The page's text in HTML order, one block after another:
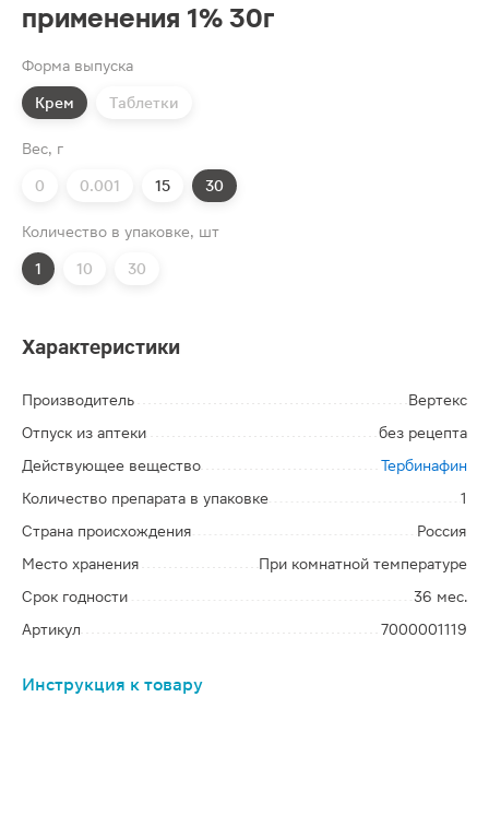
применения 1% 30г
Форма выпуска
Крем Таблетки
Вес, г
0 0.001 15 30
Количество в упаковке, шт
1 10 30
Характеристики
Производитель
Вертекс
Отпуск из аптеки
без рецепта
Действующее вещество
Тербинафин
Количество препарата в упаковке
1
Страна происхождения
Россия
Место хранения
При комнатной температуре
Срок годности
36 мес.
Артикул
7000001119
Инструкция к товару